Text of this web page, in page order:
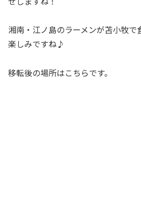
湘南・江ノ島のラーメンが苫小牧で
楽しみですね♪
移転後の場所はこちらです。